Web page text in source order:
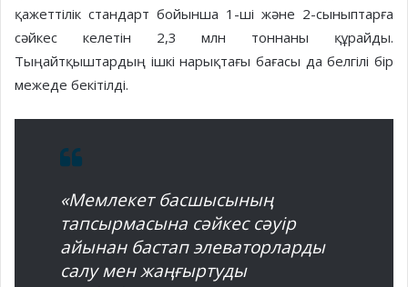
қажеттілік стандарт бойынша 1-ші және 2-сыныптарға
сәйкес келетін 2,3 млн тоннаны құрайды.
Тыңайтқыштардың ішкі нарықтағы бағасы да белгілі бір
межеде бекітілді.
«Мемлекет басшысының
тапсырмасына сәйкес сәуір
айынан бастап элеваторларды
салу мен жаңғыртуды